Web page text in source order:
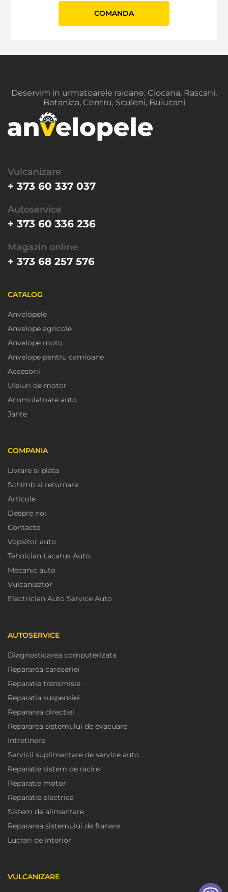
СOMANDA
Deservim in urmatoarele raioane: Ciocana, Rascani,
Botanica, Centru, Sculeni, Buiucani
Vulcanizare
+ 373 60 337 037
Autoservice
+ 373 60 336 236
Magazin online
+ 373 68 257 576
CATALOG
Anvelopele
Anvelope agricole
Anvelope moto
Anvelope pentru camioane
Accesorii
Uleiuri de motor
Acumulatoare auto
Jante
COMPANIA
Livrare si plata
Schimb si returnare
Articole
Despre noi
Contacte
Vopsitor auto
Tehnician Lacatus Auto
Mecanic auto
Vulcanizator
Electrician Auto Service Auto
AUTOSERVICE
Diagnosticarea computerizata
Repararea caroseriei
Reparatie transmisie
Reparatia suspensiei
Repararea directiei
Repararea sistemului de evacuare
Intretinere
Servicii suplimentare de service auto
Reparatie sistem de racire
Reparatie motor
Reparatie electrica
Sistem de alimentare
Repararea sistemului de franare
Lucrari de interior
VULCANIZARE